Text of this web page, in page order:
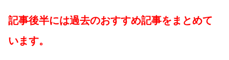
記事後半には過去のおすすめ記事をまとめて
います。